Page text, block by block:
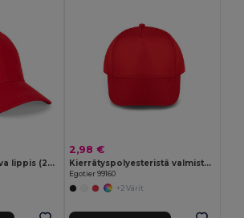
100 % puuvillaa oleva lippis (260 g/m²), jossa on 6 paneelia
2,98 €
Kierrätyspolyesteristä valmistettu korkki (100 % rPET)
Egotier 99160
+2 Värit